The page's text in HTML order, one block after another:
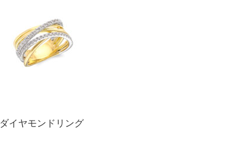
ダイヤモンドリング